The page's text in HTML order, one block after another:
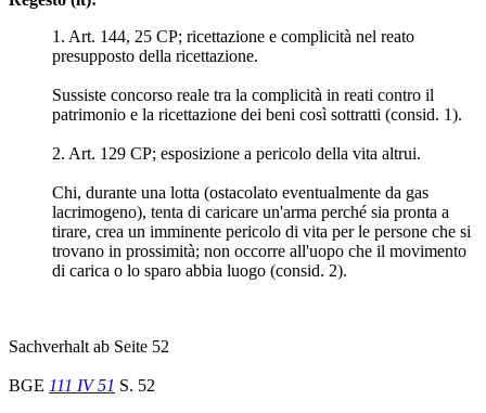
1. Art. 144, 25 CP; ricettazione e complicità nel reato
presupposto della ricettazione.
Sussiste concorso reale tra la complicità in reati contro il
patrimonio e la ricettazione dei beni così sottratti (consid. 1).
2. Art. 129 CP; esposizione a pericolo della vita altrui.
Chi, durante una lotta (ostacolato eventualmente da gas
lacrimogeno), tenta di caricare un'arma perché sia pronta a
tirare, crea un imminente pericolo di vita per le persone che si
trovano in prossimità; non occorre all'uopo che il movimento
di carica o lo sparo abbia luogo (consid. 2).
Sachverhalt ab Seite 52
BGE 111 IV 51 S. 52